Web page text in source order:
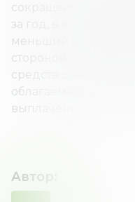
сокращает налоги,
за год, в котором
меньший удар по
стороной медали
средств с этого
облагаемым
выплаченные
Автор